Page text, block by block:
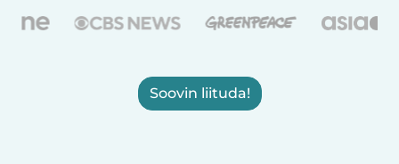
Soovin liituda!